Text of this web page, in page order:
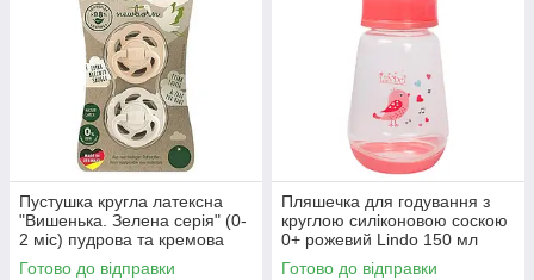
Пустушка кругла латексна
"Вишенька. Зелена серія" (0-
2 міс) пудрова та кремова
NIP 2 шт (4000821910287)
Готово до відправки
Пляшечка для годування з
круглою силіконовою соскою
0+ рожевий Lindo 150 мл
(8850216001153)
Готово до відправки